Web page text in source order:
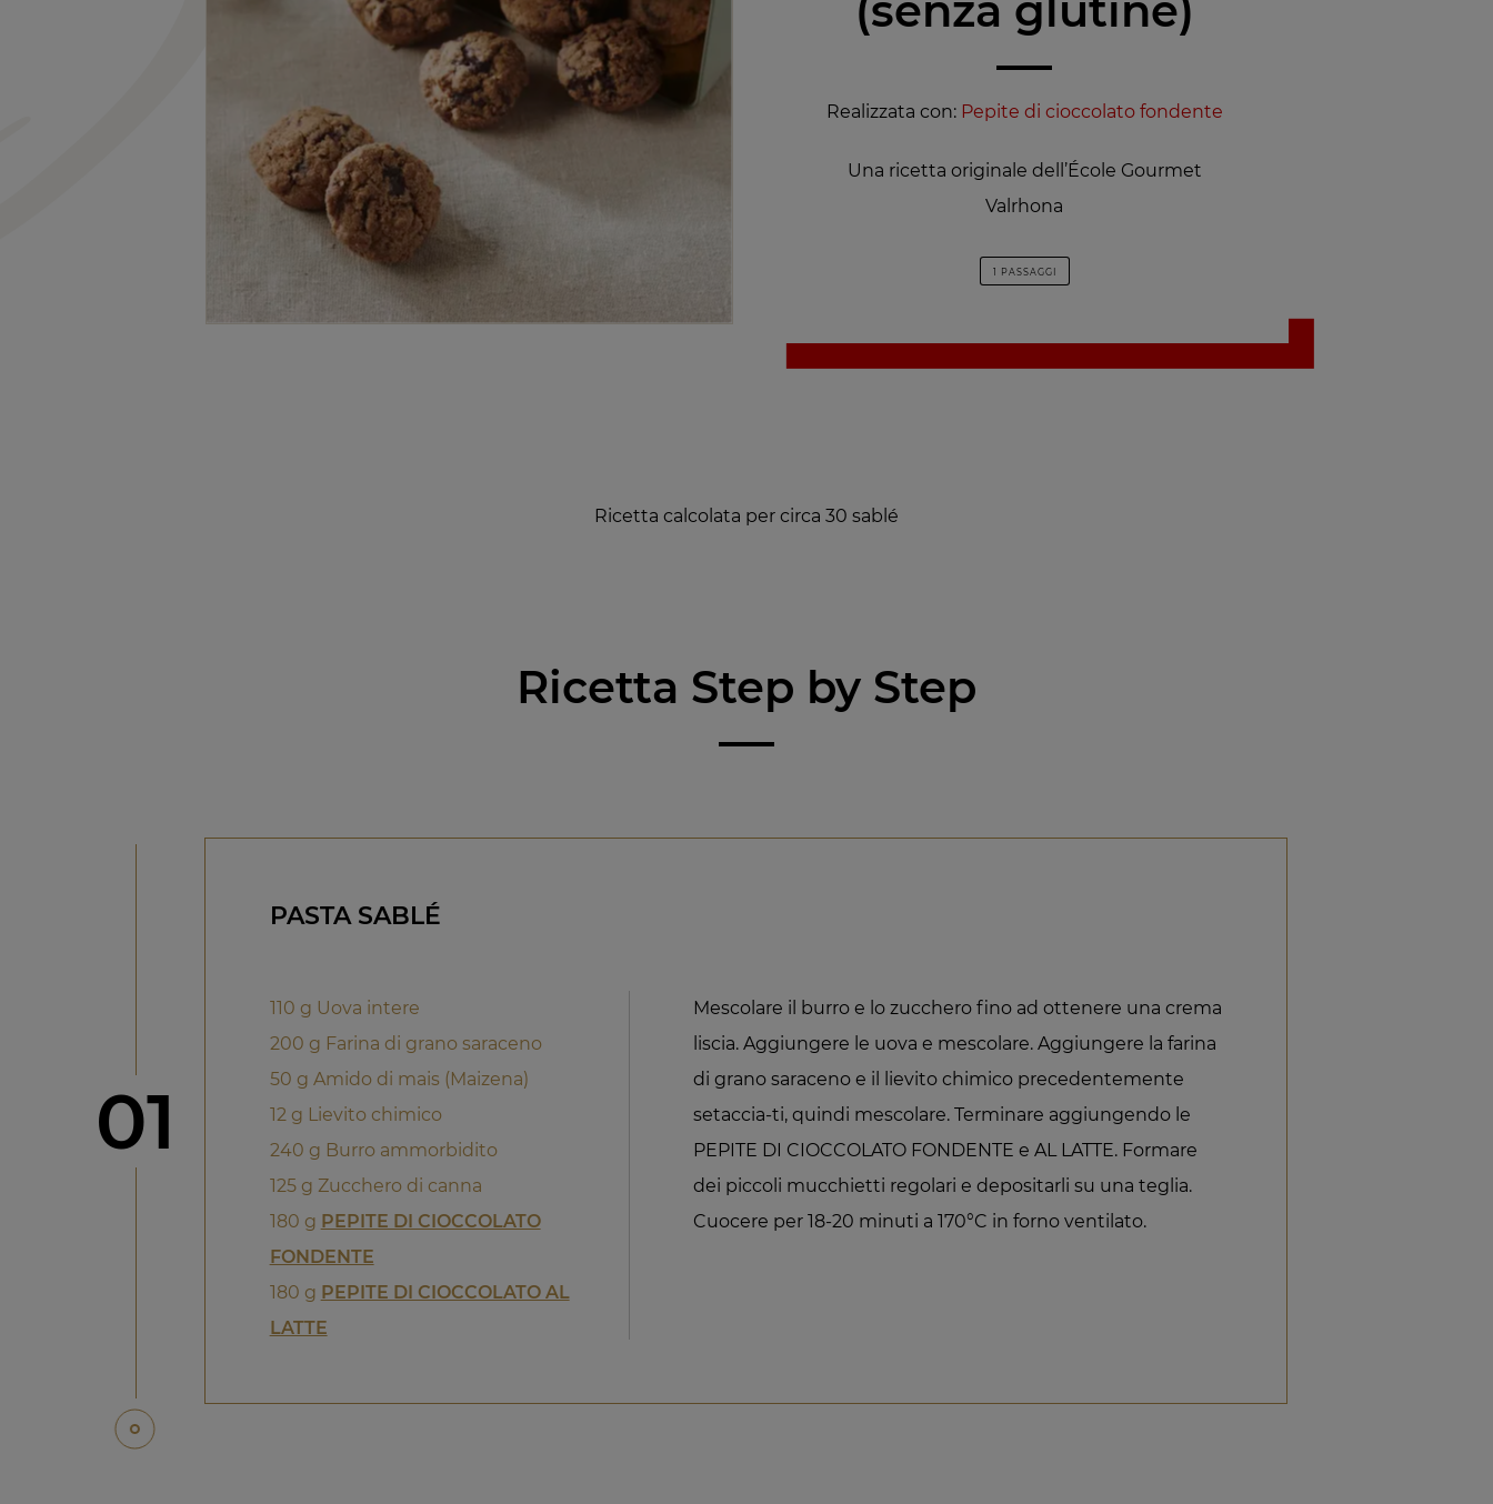
(senza glutine)
Realizzata con: Pepite di cioccolato fondente
Una ricetta originale dell’École Gourmet
Valrhona
1 PASSAGGI
Ricetta calcolata per circa 30 sablé
Ricetta Step by Step
Step
01
PASTA SABLÉ
110 g Uova intere
200 g Farina di grano saraceno
50 g Amido di mais (Maizena)
12 g Lievito chimico
240 g Burro ammorbidito
125 g Zucchero di canna
180 g PEPITE DI CIOCCOLATO
FONDENTE
180 g PEPITE DI CIOCCOLATO AL
LATTE
Mescolare il burro e lo zucchero fino ad ottenere una crema
liscia. Aggiungere le uova e mescolare. Aggiungere la farina
di grano saraceno e il lievito chimico precedentemente
setaccia-ti, quindi mescolare. Terminare aggiungendo le
PEPITE DI CIOCCOLATO FONDENTE e AL LATTE. Formare
dei piccoli mucchietti regolari e depositarli su una teglia.
Cuocere per 18-20 minuti a 170°C in forno ventilato.